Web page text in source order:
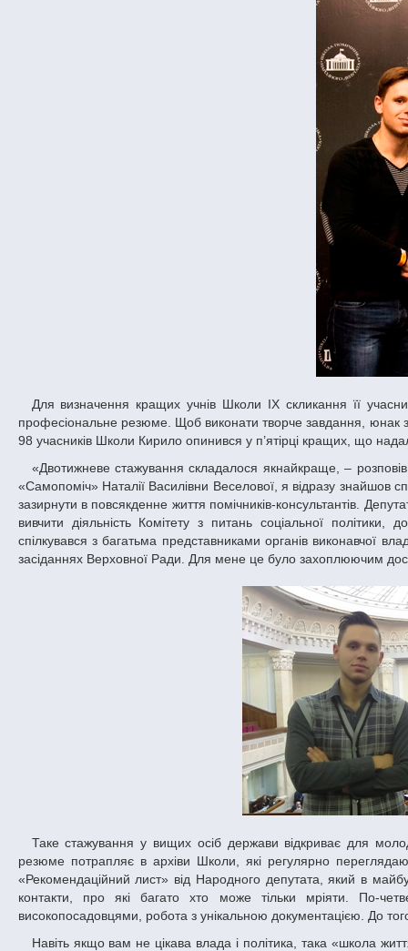
Для визначення кращих учнів Школи IX скликання її учасники мали пройти 3 етапи: виконати контрольну й творчу роботу та скласти
професіональне резюме. Щоб виконати творче завдання, юнак
98 учасників Школи Кирило опинився у п’ятірці кращих, що
«Двотижневе стажування складалося якнайкраще, – розповів Кирило Дрік. – З Владиславом, помічником Народного депутата від фракції
«Самопоміч» Наталії Василівни Веселової, я відразу знайшов
зазирнути в повсякденне життя помічників-консультантів.
вивчити діяльність Комітету з питань соціальної
спілкувався з багатьма представниками органів виконавчої
засіданнях Верховної Ради. Для мене це було захоплюючим
Таке стажування у вищих осіб держави відкриває для молодих людей гарні перспективи, переконаний Кирило Дрік. «По-перше, ваше
резюме потрапляє в архіви Школи, які регулярно
«Рекомендаційний лист» від Народного депутата, який в
контакти, про які багато хто може тільки мріяти. По-
високопосадовцями, робота з унікальною документацією. До
Навіть якщо вам не цікава влада і політика, така «школа життя» ніколи не буде зайвою. Ви зможете побачити роботу Народного депутата